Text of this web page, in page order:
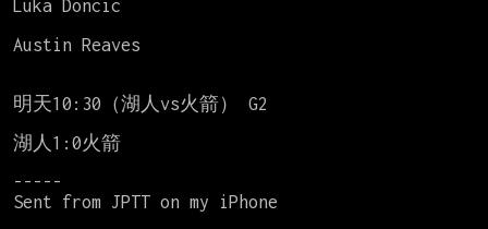
Luka Doncic
Austin Reaves
明天10:30（湖人vs火箭） G2
湖人1:0火箭
-----
Sent from JPTT on my iPhone